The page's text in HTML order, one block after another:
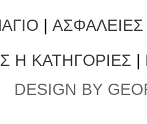
Η ΚΑΤΗΓΟΡΙΕΣ
DESIGN BY